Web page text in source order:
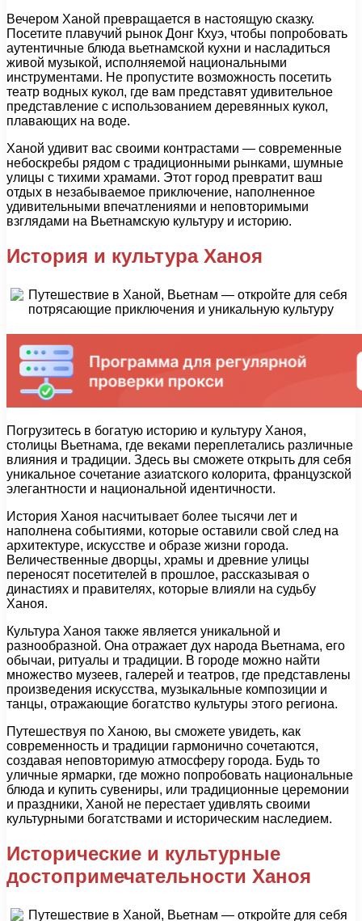
Вечером Ханой превращается в настоящую сказку.
Посетите плавучий рынок Донг Кхуэ, чтобы попробовать
аутентичные блюда вьетнамской кухни и насладиться
живой музыкой, исполняемой национальными
инструментами. Не пропустите возможность посетить
театр водных кукол, где вам представят удивительное
представление с использованием деревянных кукол,
плавающих на воде.
Ханой удивит вас своими контрастами — современные
небоскребы рядом с традиционными рынками, шумные
улицы с тихими храмами. Этот город превратит ваш
отдых в незабываемое приключение, наполненное
удивительными впечатлениями и неповторимыми
взглядами на Вьетнамскую культуру и историю.
История и культура Ханоя
Погрузитесь в богатую историю и культуру Ханоя,
столицы Вьетнама, где веками переплетались различные
влияния и традиции. Здесь вы сможете открыть для себя
уникальное сочетание азиатского колорита, французской
элегантности и национальной идентичности.
История Ханоя насчитывает более тысячи лет и
наполнена событиями, которые оставили свой след на
архитектуре, искусстве и образе жизни города.
Величественные дворцы, храмы и древние улицы
переносят посетителей в прошлое, рассказывая о
династиях и правителях, которые влияли на судьбу
Ханоя.
Культура Ханоя также является уникальной и
разнообразной. Она отражает дух народа Вьетнама, его
обычаи, ритуалы и традиции. В городе можно найти
множество музеев, галерей и театров, где представлены
произведения искусства, музыкальные композиции и
танцы, отражающие богатство культуры этого региона.
Путешествуя по Ханою, вы сможете увидеть, как
современность и традиции гармонично сочетаются,
создавая неповторимую атмосферу города. Будь то
уличные ярмарки, где можно попробовать национальные
блюда и купить сувениры, или традиционные церемонии
и праздники, Ханой не перестает удивлять своими
культурными богатствами и историческим наследием.
Исторические и культурные
достопримечательности Ханоя